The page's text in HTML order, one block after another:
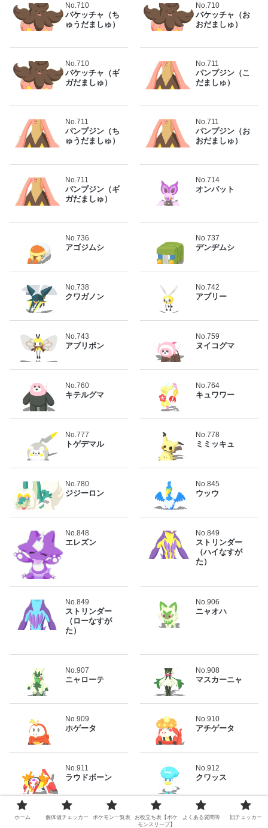
No.710
バケッチャ（ち
ゅうだましゅ）
No.710
バケッチャ（お
おだましゅ）
No.710
バケッチャ（ギ
ガだましゅ）
No.711
パンプジン（こ
だましゅ）
No.711
パンプジン（ち
ゅうだましゅ）
No.711
パンプジン（お
おだましゅ）
No.711
パンプジン（ギ
ガだましゅ）
No.714
オンバット
No.736
アゴジムシ
No.737
デンヂムシ
No.738
クワガノン
No.742
アブリー
No.743
アブリボン
No.759
ヌイコグマ
No.760
キテルグマ
No.764
キュワワー
No.777
トゲデマル
No.778
ミミッキュ
No.780
ジジーロン
No.845
ウッウ
No.848
エレズン
No.849
ストリンダー
（ハイなすが
た）
No.849
ストリンダー
（ローなすが
た）
No.906
ニャオハ
No.907
ニャローテ
No.908
マスカーニャ
No.909
ホゲータ
No.910
アチゲータ
No.911
ラウドボーン
No.912
クワッス
No.913 No.914
ホーム 個体値チェッカー ポケモン一覧表
お役立ち表【ポケ
モンスリープ】
よくある質問等 旧チェッカー